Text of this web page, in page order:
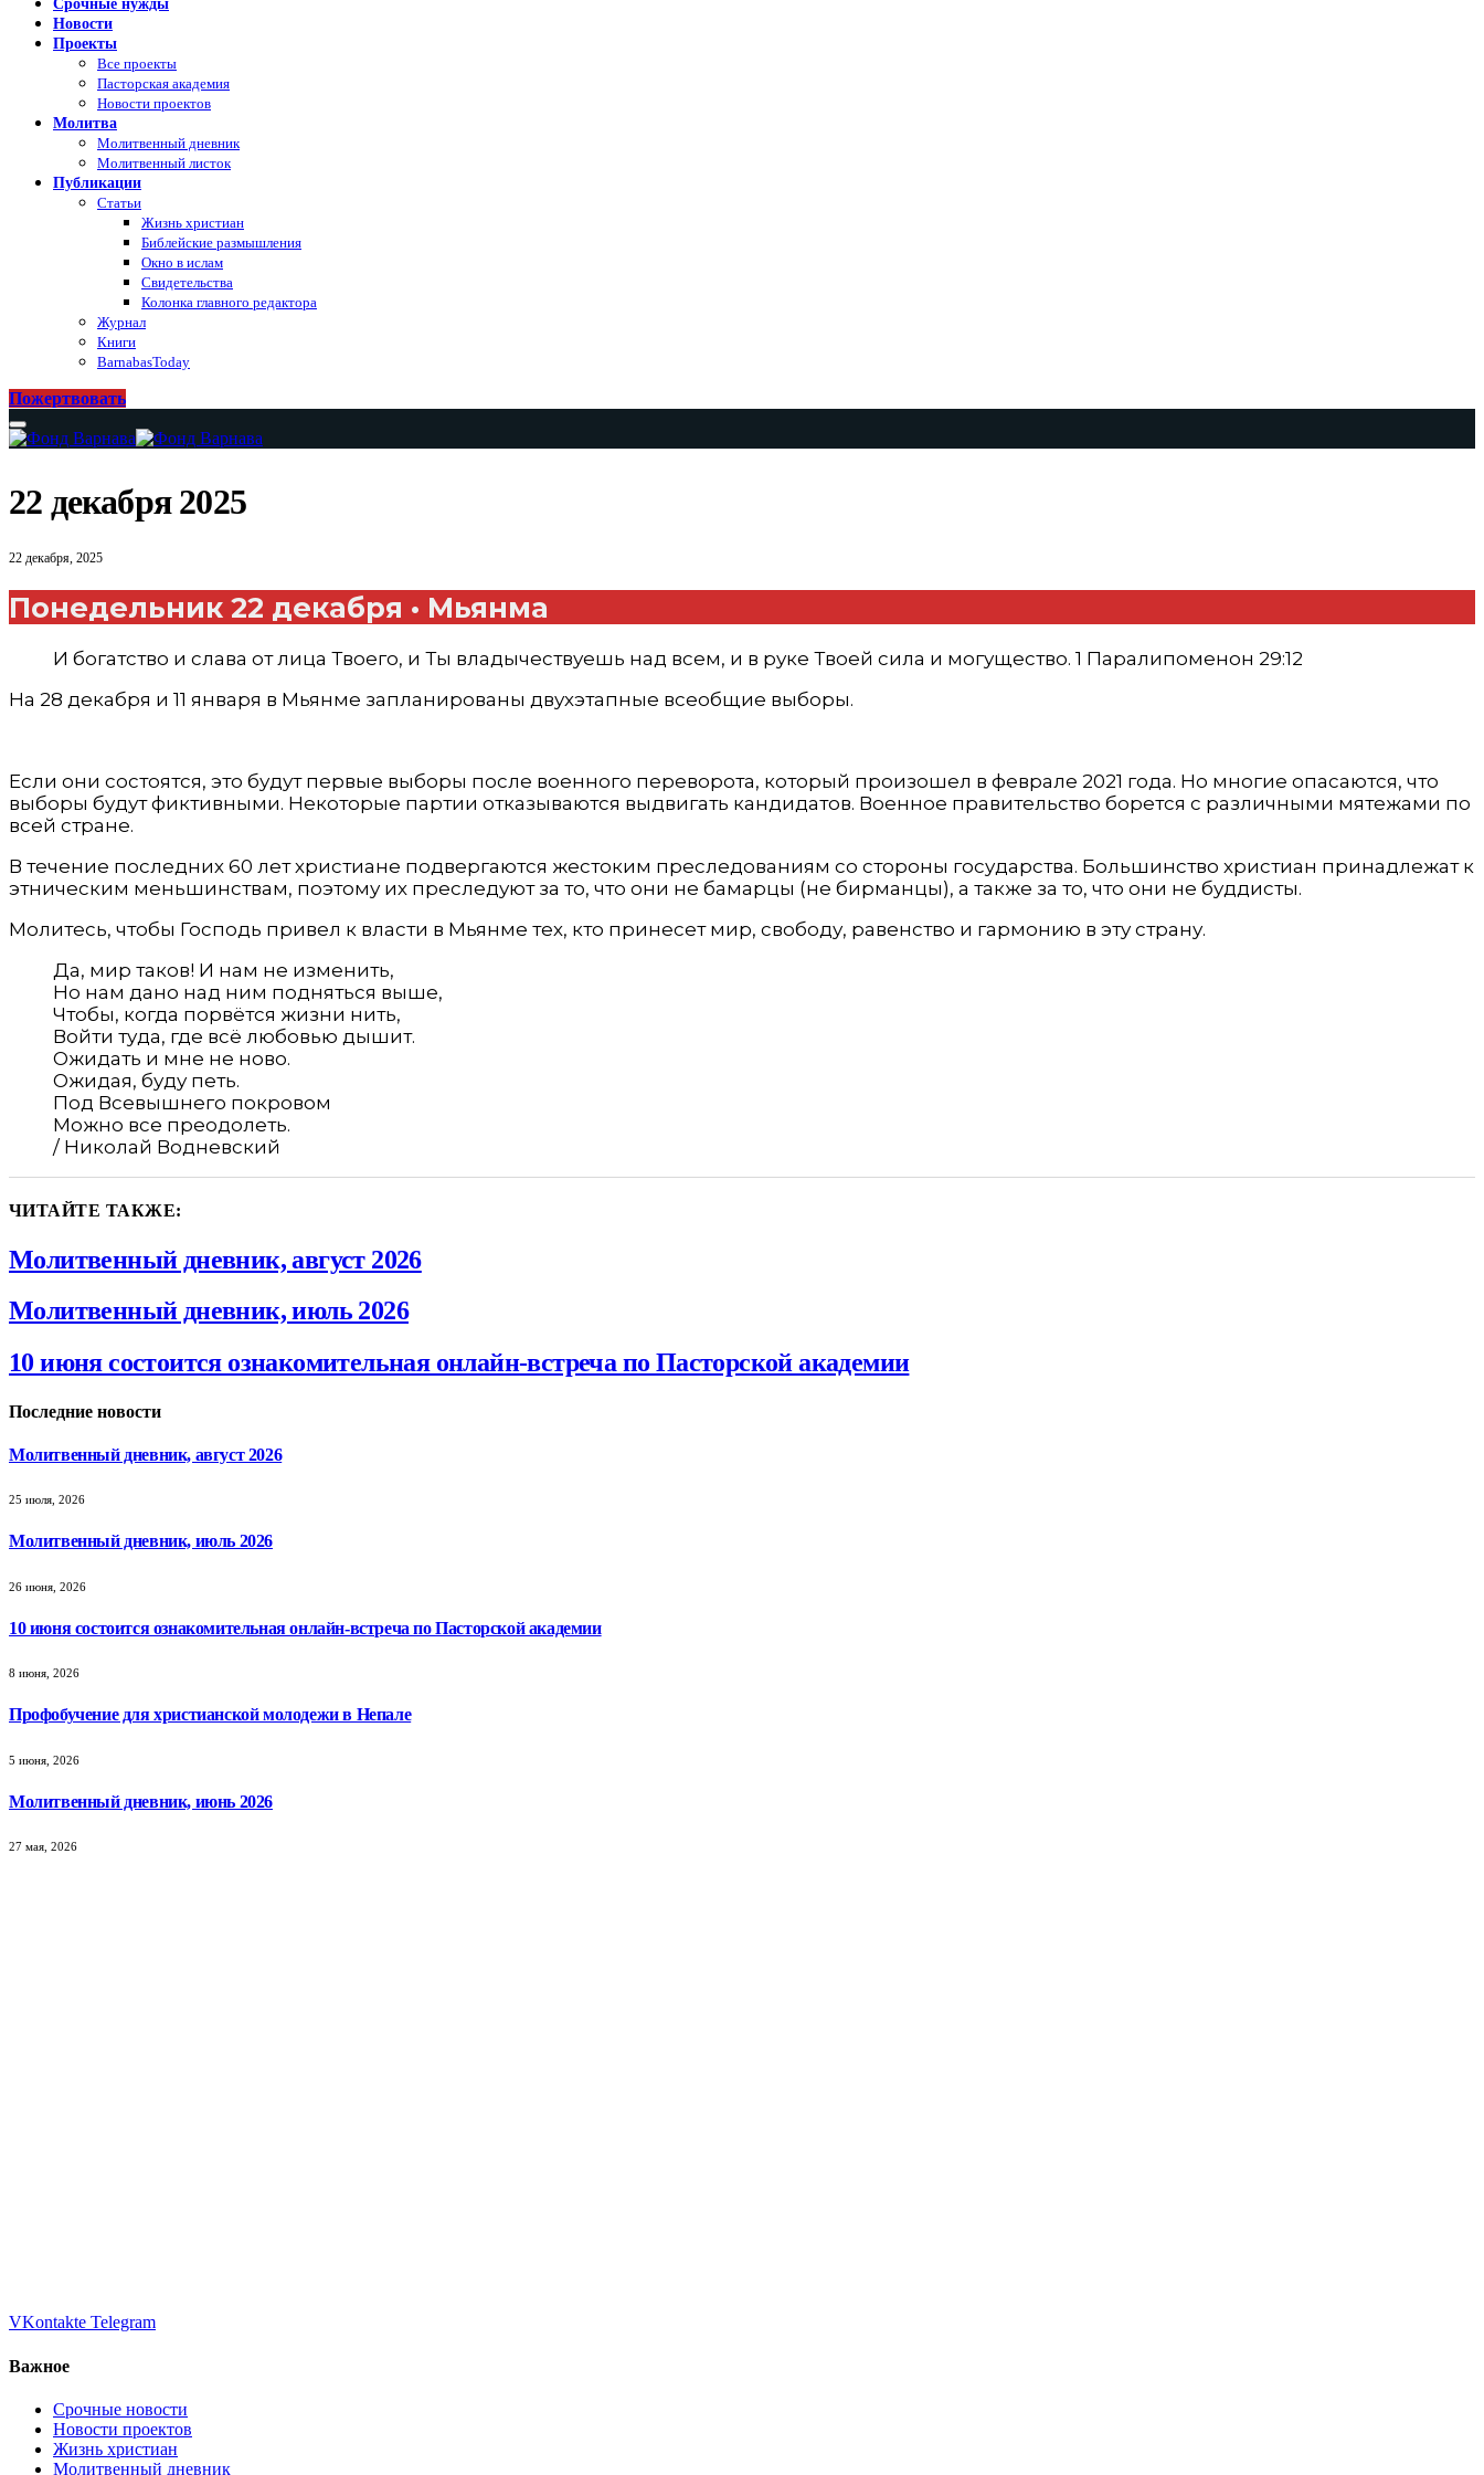
Срочные нужды
Новости
Проекты
Все проекты
Пасторская академия
Новости проектов
Молитва
Молитвенный дневник
Молитвенный листок
Публикации
Статьи
Жизнь христиан
Библейские размышления
Окно в ислам
Свидетельства
Колонка главного редактора
Журнал
Книги
BarnabasToday
Пожертвовать
22 декабря 2025
22 декабря, 2025
Понедельник 22 декабря • Мьянма
И богатство и слава от лица Твоего, и Ты владычествуешь над всем, и в руке Твоей сила и могущество. 1 Паралипоменон 29:12
На 28 декабря и 11 января в Мьянме запланированы двухэтапные всеобщие выборы.
Если они состоятся, это будут первые выборы после военного переворота, который произошел в феврале 2021 года. Но многие опасаются, что
выборы будут фиктивными. Некоторые партии отказываются выдвигать кандидатов. Военное правительство борется с различными мятежами по
всей стране.
В течение последних 60 лет христиане подвергаются жестоким преследованиям со стороны государства. Большинство христиан принадлежат к
этническим меньшинствам, поэтому их преследуют за то, что они не бамарцы (не бирманцы), а также за то, что они не буддисты.
Молитесь, чтобы Господь привел к власти в Мьянме тех, кто принесет мир, свободу, равенство и гармонию в эту страну.
Да, мир таков! И нам не изменить,
Но нам дано над ним подняться выше,
Чтобы, когда порвётся жизни нить,
Войти туда, где всё любовью дышит.
Ожидать и мне не ново.
Ожидая, буду петь.
Под Всевышнего покровом
Можно все преодолеть.
/ Николай Водневский
ЧИТАЙТЕ ТАКЖЕ:
Молитвенный дневник, август 2026
Молитвенный дневник, июль 2026
10 июня состоится ознакомительная онлайн-встреча по Пасторской академии
Последние новости
Молитвенный дневник, август 2026
25 июля, 2026
Молитвенный дневник, июль 2026
26 июня, 2026
10 июня состоится ознакомительная онлайн-встреча по Пасторской академии
8 июня, 2026
Профобучение для христианской молодежи в Непале
5 июня, 2026
Молитвенный дневник, июнь 2026
27 мая, 2026
VKontakte Telegram
Важное
Срочные новости
Новости проектов
Жизнь христиан
Молитвенный дневник